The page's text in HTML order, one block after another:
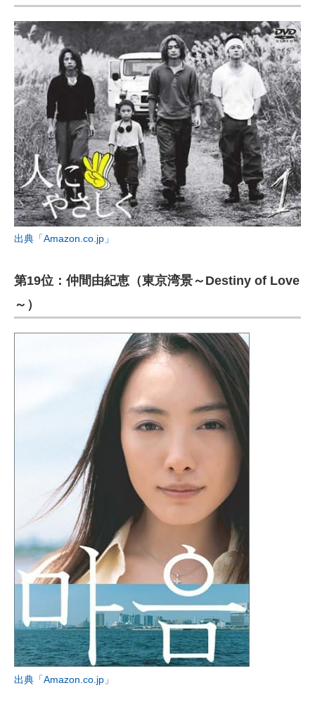
出典「Amazon.co.jp」
第19位：仲間由紀恵（東京湾景～Destiny of Love
～）
出典「Amazon.co.jp」